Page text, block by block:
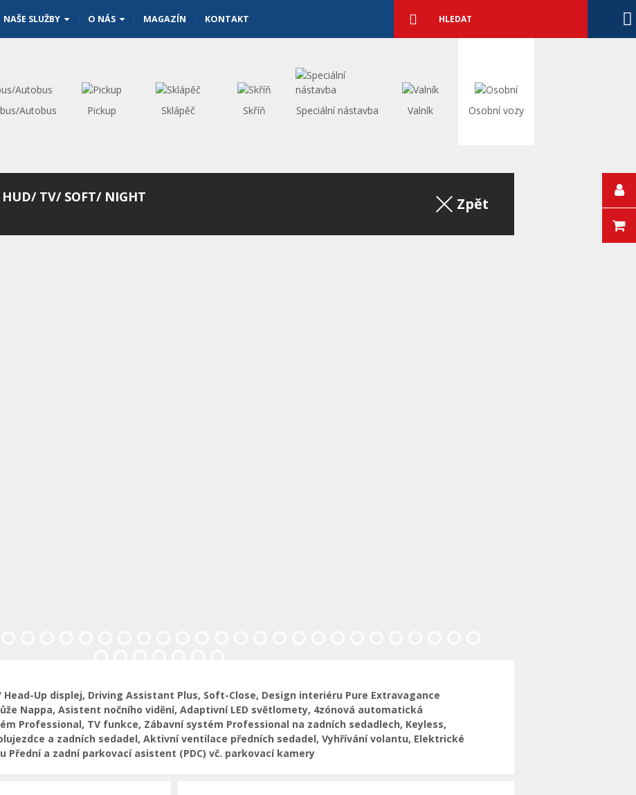
NAŠE SLUŽBY O NÁS MAGAZÍN KONTAKT vyhledávání
Vyhledat
Autobus Pickup Sklápěč Skříň Speciální nástavba Valník Osobní vozy
TV/ SOFT/ NIGHT
Zpět na výpis
Head-Up displej, Driving Assistant Plus, Soft-Close, Design interiéru Pure Extravagance
Nappa, Asistent nočního vidění, Adaptivní LED světlomety, 4zónová automatická
Professional, TV funkce, Zábavní systém Professional na zadních sedadlech, Keyless,
a zadních sedadel, Aktivní ventilace předních sedadel, Vyhřívání volantu, Elektrické
Přední a zadní parkovací asistent (PDC) vč. parkovací kamery